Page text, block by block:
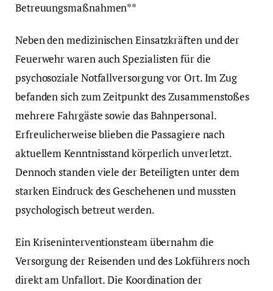
Betreuungsmaßnahmen**
Neben den medizinischen Einsatzkräften und der
Feuerwehr waren auch Spezialisten für die
psychosoziale Notfallversorgung vor Ort. Im Zug
befanden sich zum Zeitpunkt des Zusammenstoßes
mehrere Fahrgäste sowie das Bahnpersonal.
Erfreulicherweise blieben die Passagiere nach
aktuellem Kenntnisstand körperlich unverletzt.
Dennoch standen viele der Beteiligten unter dem
starken Eindruck des Geschehenen und mussten
psychologisch betreut werden.
Ein Kriseninterventionsteam übernahm die
Versorgung der Reisenden und des Lokführers noch
direkt am Unfallort. Die Koordination der